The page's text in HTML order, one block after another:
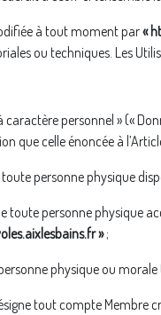
à tout moment par«
ou techniques. Les
caractère personnel » («
que celle énoncée à
personne physique
toute personne physique
»;
physique ou morale
tout compte Membre